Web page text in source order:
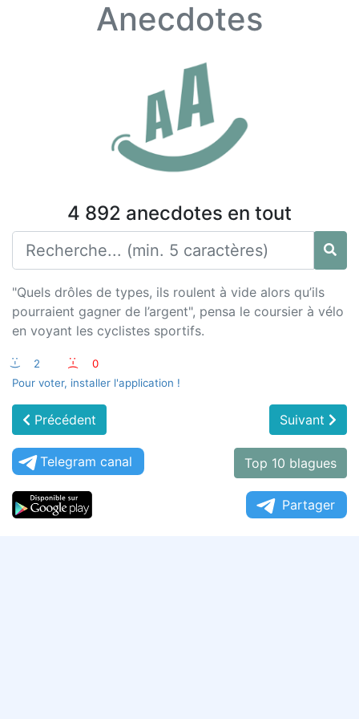
Anecdotes
4 892 anecdotes en tout
"Quels drôles de types, ils roulent à vide alors qu’ils
pourraient gagner de l’argent", pensa le coursier à vélo
en voyant les cyclistes sportifs.
:-) 2 :-(
0
Pour voter, installer l'application !
Précédent Suivant
Telegram canal Top 10 blagues
Partager